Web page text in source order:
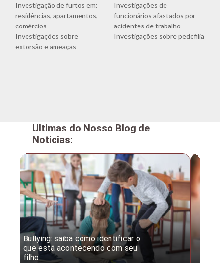
Investigação de furtos em:
residências, apartamentos,
comércios
Investigações de
funcionários afastados por
acidentes de trabalho
Investigações sobre
extorsão e ameaças
Investigações sobre pedofilia
Ultimas do Nosso Blog de
Noticias:
Bullying: saiba como identificar o
que está acontecendo com seu
filho